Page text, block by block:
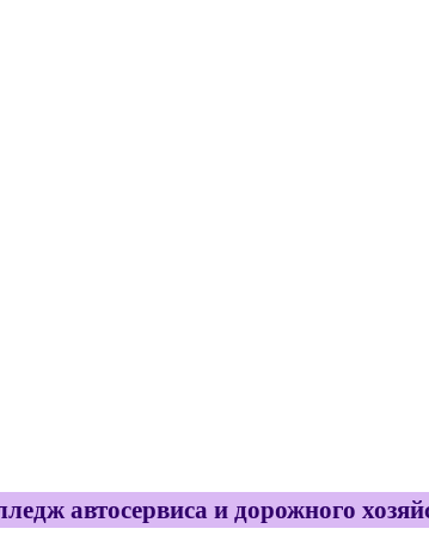
автосервиса и дорожного